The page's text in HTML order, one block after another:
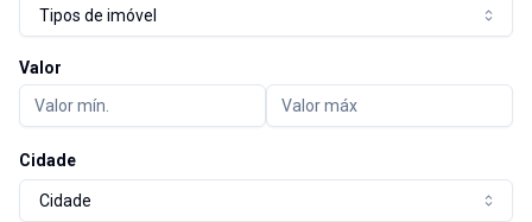
Tipos de imóvel
Valor
Cidade
Cidade